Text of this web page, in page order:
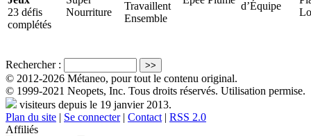
23 défis
complétés
Nourriture
Travaillent
Ensemble
d’Équipe
Rechercher :
© 2012-2026 Métaneo, pour tout le contenu original.
© 1999-2021 Neopets, Inc. Tous droits réservés. Utilisation permise.
visiteurs depuis le 19 janvier 2013.
Plan du site | Se connecter| Contact | RSS 2.0
Affiliés